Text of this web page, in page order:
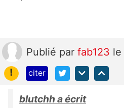
Publié par fab123 le
!
citer
blutchh a écrit